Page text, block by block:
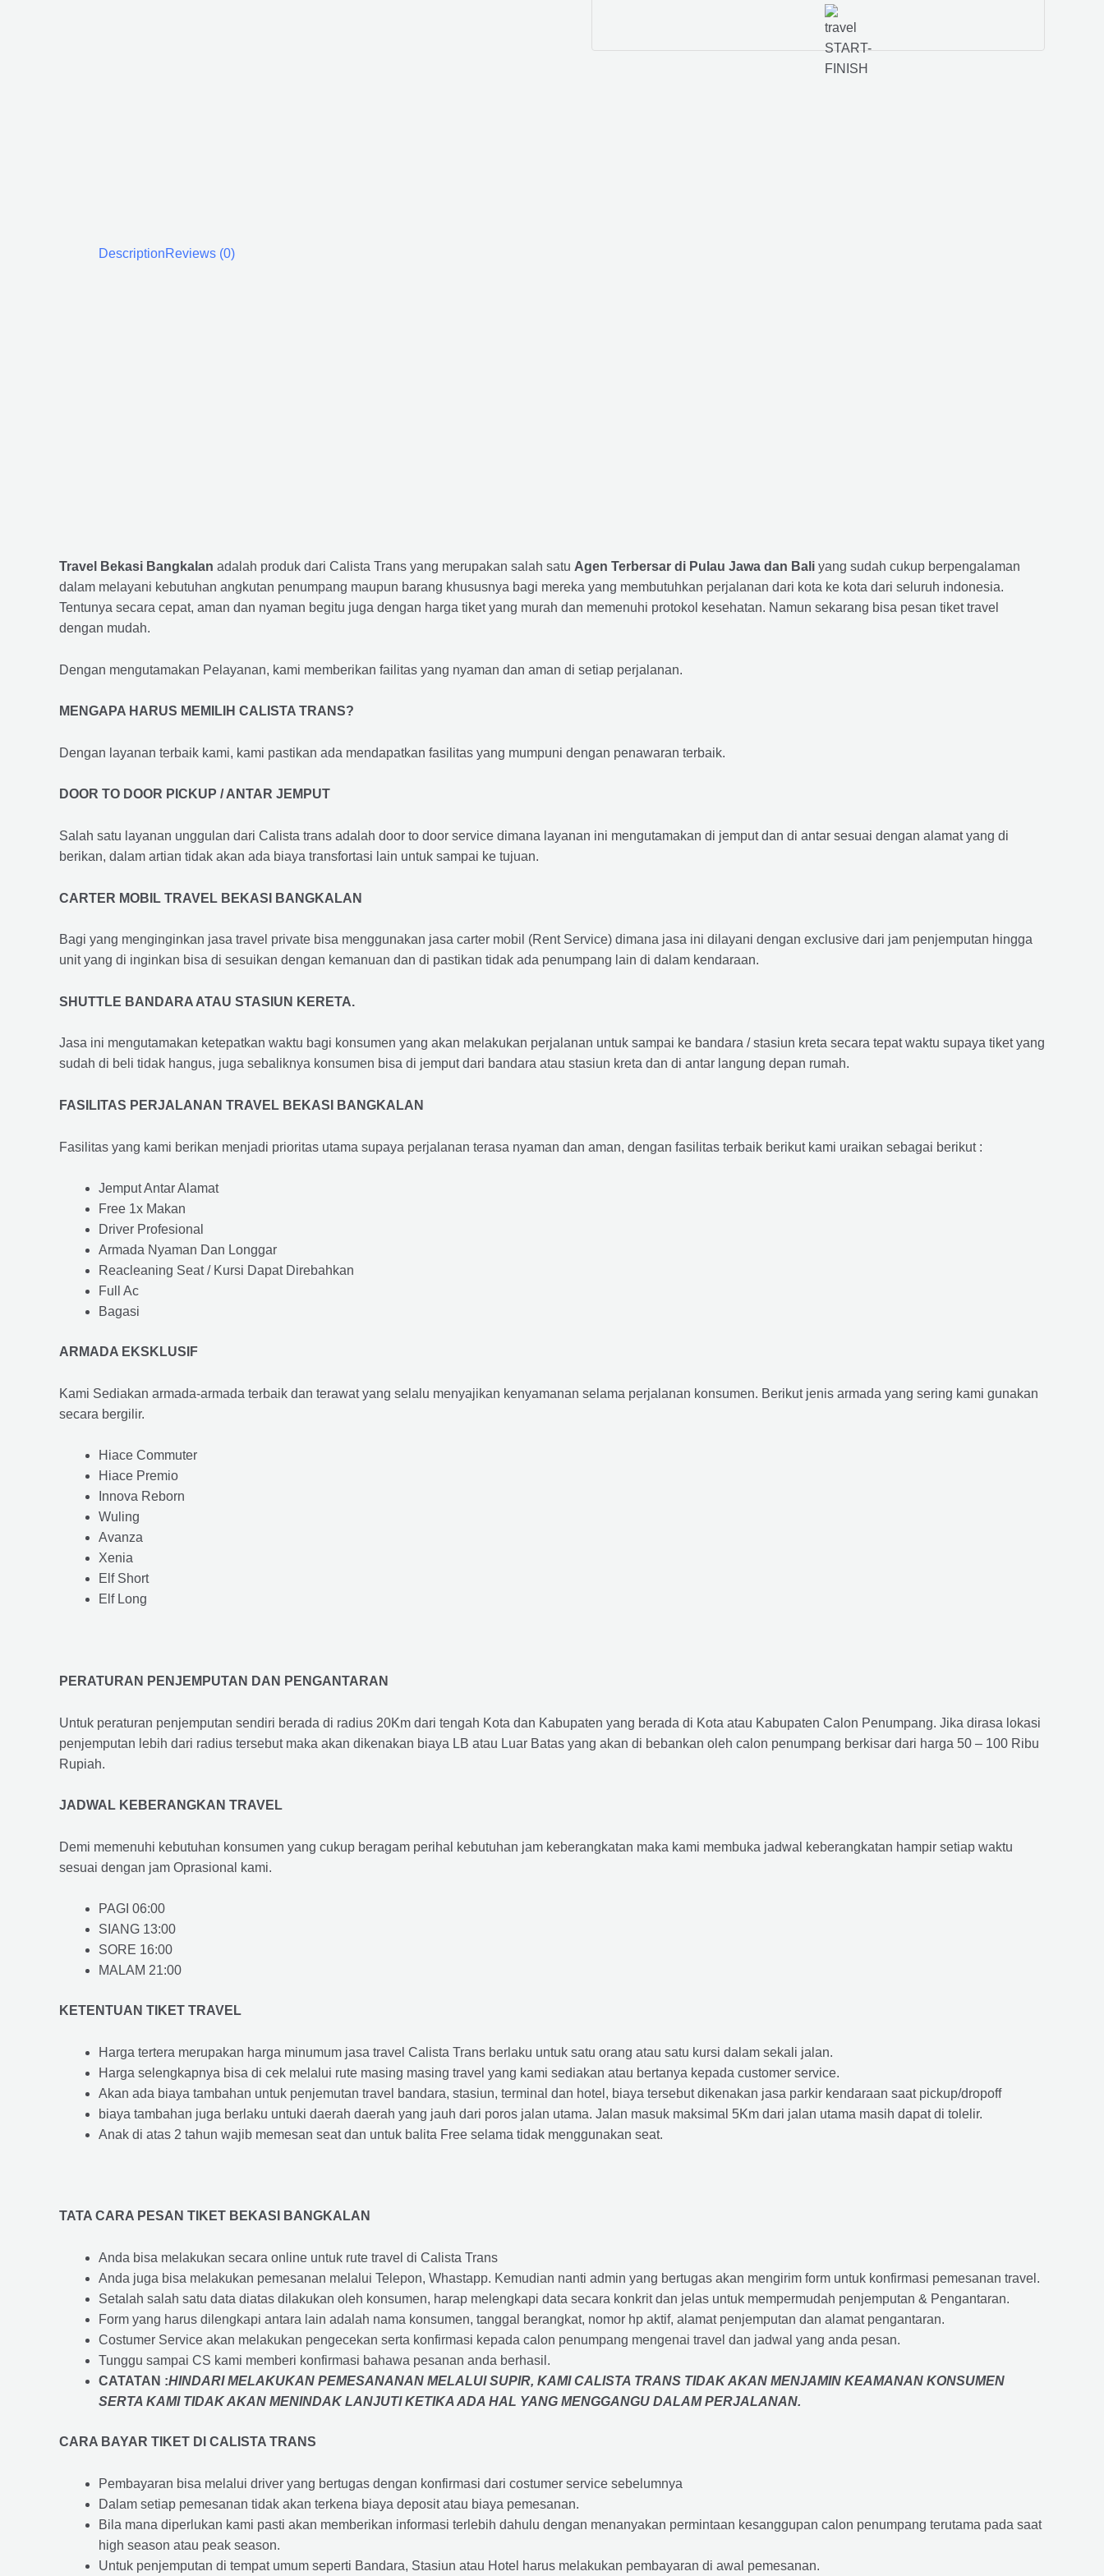
DescriptionReviews (0)
Travel Bekasi Bangkalan adalah produk dari Calista Trans yang merupakan salah satu Agen Terbersar di Pulau Jawa dan Bali yang sudah cukup berpengalaman
dalam melayani kebutuhan angkutan penumpang maupun barang khususnya bagi mereka yang membutuhkan perjalanan dari kota ke kota dari seluruh indonesia.
Tentunya secara cepat, aman dan nyaman begitu juga dengan harga tiket yang murah dan memenuhi protokol kesehatan. Namun sekarang bisa pesan tiket travel
dengan mudah.
Dengan mengutamakan Pelayanan, kami memberikan failitas yang nyaman dan aman di setiap perjalanan.
MENGAPA HARUS MEMILIH CALISTA TRANS?
Dengan layanan terbaik kami, kami pastikan ada mendapatkan fasilitas yang mumpuni dengan penawaran terbaik.
DOOR TO DOOR PICKUP / ANTAR JEMPUT
Salah satu layanan unggulan dari Calista trans adalah door to door service dimana layanan ini mengutamakan di jemput dan di antar sesuai dengan alamat yang di
berikan, dalam artian tidak akan ada biaya transfortasi lain untuk sampai ke tujuan.
CARTER MOBIL TRAVEL BEKASI BANGKALAN
Bagi yang menginginkan jasa travel private bisa menggunakan jasa carter mobil (Rent Service) dimana jasa ini dilayani dengan exclusive dari jam penjemputan hingga
unit yang di inginkan bisa di sesuikan dengan kemanuan dan di pastikan tidak ada penumpang lain di dalam kendaraan.
SHUTTLE BANDARA ATAU STASIUN KERETA.
Jasa ini mengutamakan ketepatkan waktu bagi konsumen yang akan melakukan perjalanan untuk sampai ke bandara / stasiun kreta secara tepat waktu supaya tiket yang
sudah di beli tidak hangus, juga sebaliknya konsumen bisa di jemput dari bandara atau stasiun kreta dan di antar langung depan rumah.
FASILITAS PERJALANAN TRAVEL BEKASI BANGKALAN
Fasilitas yang kami berikan menjadi prioritas utama supaya perjalanan terasa nyaman dan aman, dengan fasilitas terbaik berikut kami uraikan sebagai berikut :
Jemput Antar Alamat
Free 1x Makan
Driver Profesional
Armada Nyaman Dan Longgar
Reacleaning Seat / Kursi Dapat Direbahkan
Full Ac
Bagasi
ARMADA EKSKLUSIF
Kami Sediakan armada-armada terbaik dan terawat yang selalu menyajikan kenyamanan selama perjalanan konsumen. Berikut jenis armada yang sering kami gunakan
secara bergilir.
Hiace Commuter
Hiace Premio
Innova Reborn
Wuling
Avanza
Xenia
Elf Short
Elf Long
PERATURAN PENJEMPUTAN DAN PENGANTARAN
Untuk peraturan penjemputan sendiri berada di radius 20Km dari tengah Kota dan Kabupaten yang berada di Kota atau Kabupaten Calon Penumpang. Jika dirasa lokasi
penjemputan lebih dari radius tersebut maka akan dikenakan biaya LB atau Luar Batas yang akan di bebankan oleh calon penumpang berkisar dari harga 50 – 100 Ribu
Rupiah.
JADWAL KEBERANGKAN TRAVEL
Demi memenuhi kebutuhan konsumen yang cukup beragam perihal kebutuhan jam keberangkatan maka kami membuka jadwal keberangkatan hampir setiap waktu
sesuai dengan jam Oprasional kami.
PAGI 06:00
SIANG 13:00
SORE 16:00
MALAM 21:00
KETENTUAN TIKET TRAVEL
Harga tertera merupakan harga minumum jasa travel Calista Trans berlaku untuk satu orang atau satu kursi dalam sekali jalan.
Harga selengkapnya bisa di cek melalui rute masing masing travel yang kami sediakan atau bertanya kepada customer service.
Akan ada biaya tambahan untuk penjemutan travel bandara, stasiun, terminal dan hotel, biaya tersebut dikenakan jasa parkir kendaraan saat pickup/dropoff
biaya tambahan juga berlaku untuki daerah daerah yang jauh dari poros jalan utama. Jalan masuk maksimal 5Km dari jalan utama masih dapat di tolelir.
Anak di atas 2 tahun wajib memesan seat dan untuk balita Free selama tidak menggunakan seat.
TATA CARA PESAN TIKET BEKASI BANGKALAN
Anda bisa melakukan secara online untuk rute travel di Calista Trans
Anda juga bisa melakukan pemesanan melalui Telepon, Whastapp. Kemudian nanti admin yang bertugas akan mengirim form untuk konfirmasi pemesanan travel.
Setalah salah satu data diatas dilakukan oleh konsumen, harap melengkapi data secara konkrit dan jelas untuk mempermudah penjemputan & Pengantaran.
Form yang harus dilengkapi antara lain adalah nama konsumen, tanggal berangkat, nomor hp aktif, alamat penjemputan dan alamat pengantaran.
Costumer Service akan melakukan pengecekan serta konfirmasi kepada calon penumpang mengenai travel dan jadwal yang anda pesan.
Tunggu sampai CS kami memberi konfirmasi bahawa pesanan anda berhasil.
CATATAN :HINDARI MELAKUKAN PEMESANANAN MELALUI SUPIR, KAMICALISTA TRANS TIDAK AKAN MENJAMIN KEAMANAN KONSUMEN
SERTA KAMI TIDAK AKAN MENINDAK LANJUTI KETIKA ADA HAL YANG MENGGANGU DALAM PERJALANAN.
CARA BAYAR TIKET DI CALISTA TRANS
Pembayaran bisa melalui driver yang bertugas dengan konfirmasi dari costumer service sebelumnya
Dalam setiap pemesanan tidak akan terkena biaya deposit atau biaya pemesanan.
Bila mana diperlukan kami pasti akan memberikan informasi terlebih dahulu dengan menanyakan permintaan kesanggupan calon penumpang terutama pada saat
high season atau peak season.
Untuk penjemputan di tempat umum seperti Bandara, Stasiun atau Hotel harus melakukan pembayaran di awal pemesanan.